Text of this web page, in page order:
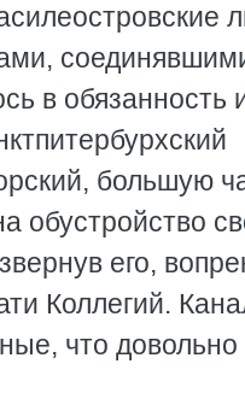
в обязанность
большую
обустройство
его,
Коллегий.
что довольно